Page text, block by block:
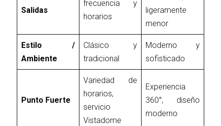
Salidas
frecuencia y
horarios
ligeramente
menor
Estilo /
Ambiente
Clásico y
tradicional
Moderno y
sofisticado
Punto Fuerte
Variedad de
horarios,
servicio
Vistadome
Experiencia
360°, diseño
moderno